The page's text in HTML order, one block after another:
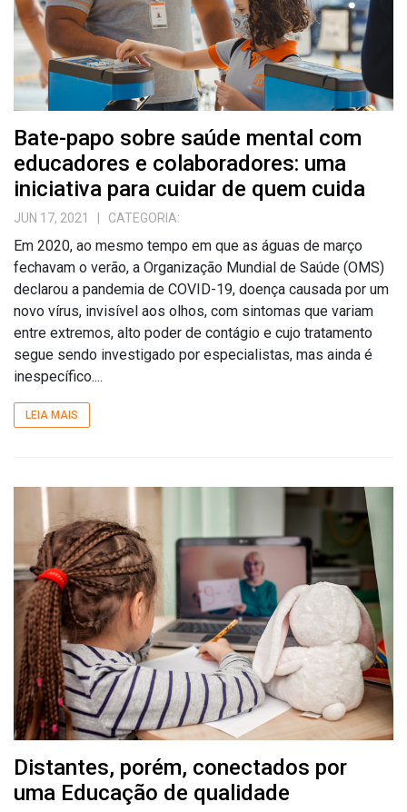
Bate-papo sobre saúde mental com
educadores e colaboradores: uma
iniciativa para cuidar de quem cuida
JUN 17, 2021 | CATEGORIA:
Em 2020, ao mesmo tempo em que as águas de março
fechavam o verão, a Organização Mundial de Saúde (OMS)
declarou a pandemia de COVID-19, doença causada por um
novo vírus, invisível aos olhos, com sintomas que variam
entre extremos, alto poder de contágio e cujo tratamento
segue sendo investigado por especialistas, mas ainda é
inespecífico....
LEIA MAIS
Distantes, porém, conectados por
uma Educação de qualidade